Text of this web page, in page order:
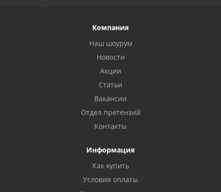
Компания
Наш шоурум
Новости
Акции
Статьи
Вакансии
Отдел претензий
Контакты
Информация
Как купить
Условия оплаты